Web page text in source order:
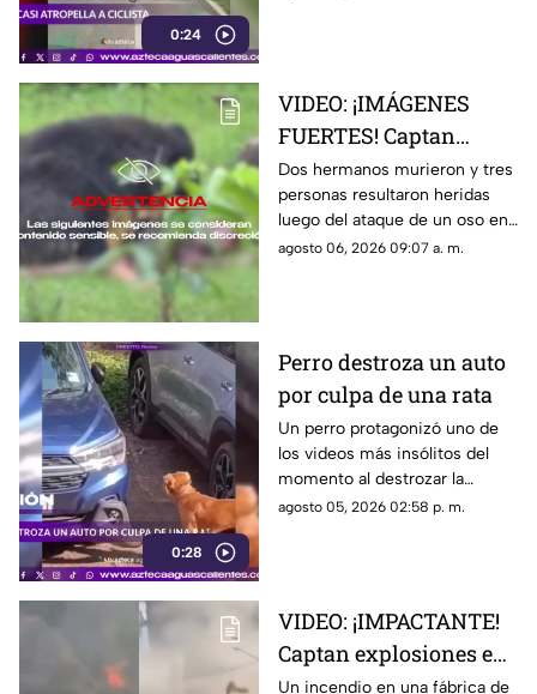
0:24
VIDEO: ¡IMÁGENES
FUERTES! Captan
momento en el que dos
hermanos son
devorados por un oso
Dos hermanos murieron y tres
personas resultaron heridas
luego del ataque de un oso en
el distrito de Kanker en India;
agosto 06, 2026 09:07 a. m.
0:28
Perro destroza un auto
por culpa de una rata
Un perro protagonizó uno de
los videos más insólitos del
momento al destrozar la
defensa de un automóvil con
agosto 05, 2026 02:58 p. m.
VIDEO: ¡IMPACTANTE!
Captan explosiones en
alcantarillas tras el
Un incendio en una fábrica de